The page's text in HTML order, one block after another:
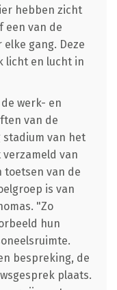
hebben zicht
een van de
gang. Deze
licht en lucht in
werk- en
van de
van het
van
toetsen van de
is van
"Zo
hun
bespreking, de
plaats.